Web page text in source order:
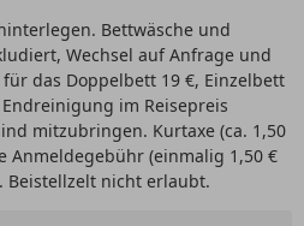
Bettwäsche und
Wechsel auf Anfrage und
das Doppelbett 19 €, Einzelbett
im Reisepreis
mitzubringen. Kurtaxe (ca. 1,50
Anmeldegebühr (einmalig 1,50 €
Beistellzelt nicht erlaubt.